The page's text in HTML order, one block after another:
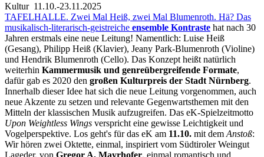
Kultur11.10.-23.11.2025
TAFELHALLE. Zwei Mal Heiß, zwei Mal Blumenroth. Hä? Das
musikalisch-literarisch-geistreiche ensemble Kontraste hat nach 30
Jahren erstmals eine neue Leitung! Namentlich: Luise Heiß
(Gesang), Philipp Heiß (Klavier), Jeany Park-Blumenroth (Violine)
und Hendrik Blumenroth (Cello). Das Konzept heißt natürlich
weiterhin Kammermusik und genreübergreifende Formate,
dafür gab es 2020 den großen Kulturpreis der Stadt Nürnberg.
Innerhalb dieser Idee hat sich die neue Leitung vorgenommen, auch
neue Akzente zu setzen und relevante Gegenwartsthemen mit den
Mitteln der klassischen Musik aufzugreifen. Das eK-Spielzeitmotto
Upon Weightless Wings verspricht eine gewisse Leichtigkeit und
Vogelperspektive. Los geht's für das eK am 11.10. mit dem Anstoß:
Wir hören zwei Oktette, einmal, inspiriert vom Südtiroler Weingut
Lageder, von Gregor A. Mayrhofer, einmal romantisch und